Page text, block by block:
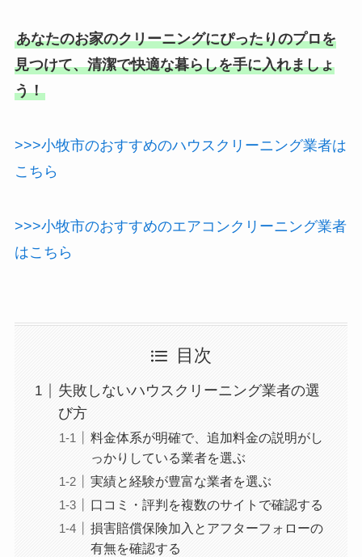
あなたのお家のクリーニングにぴったりのプロを
見つけて、清潔で快適な暮らしを手に入れましょ
う！
>>>小牧市のおすすめのハウスクリーニング業者は
こちら
>>>小牧市のおすすめのエアコンクリーニング業者
はこちら
目次
失敗しないハウスクリーニング業者の選
び方
料金体系が明確で、追加料金の説明がし
っかりしている業者を選ぶ
実績と経験が豊富な業者を選ぶ
口コミ・評判を複数のサイトで確認する
損害賠償保険加入とアフターフォローの
有無を確認する